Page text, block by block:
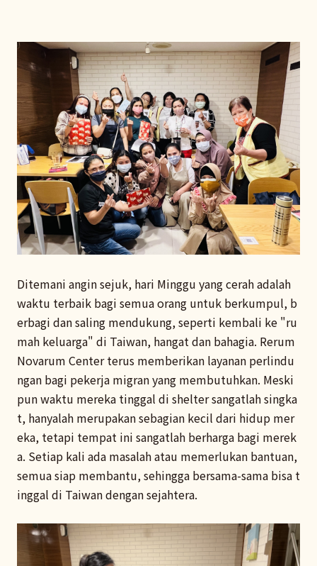
Ditemani angin sejuk, hari Minggu yang cerah adalah
waktu terbaik bagi semua orang untuk berkumpul, b
erbagi dan saling mendukung, seperti kembali ke "ru
mah keluarga" di Taiwan, hangat dan bahagia. Rerum
Novarum Center terus memberikan layanan perlindu
ngan bagi pekerja migran yang membutuhkan. Meski
pun waktu mereka tinggal di shelter sangatlah singka
t, hanyalah merupakan sebagian kecil dari hidup mer
eka, tetapi tempat ini sangatlah berharga bagi merek
a. Setiap kali ada masalah atau memerlukan bantuan,
semua siap membantu, sehingga bersama-sama bisa t
inggal di Taiwan dengan sejahtera.